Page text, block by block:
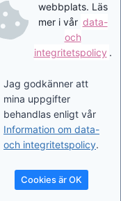
webbplats. Läs
mer i vår data-
och
integritetspolicy .
Jag godkänner att
mina uppgifter
behandlas enligt vår
Information om data-
och integritetspolicy.
Cookies är OK